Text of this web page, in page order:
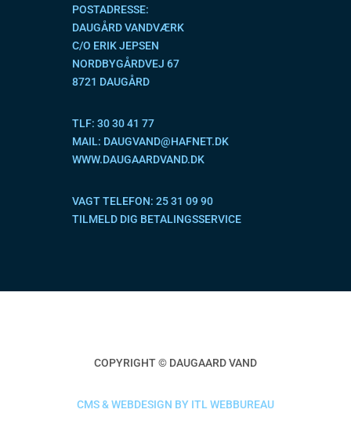
POSTADRESSE:
DAUGÅRD VANDVÆRK
C/O ERIK JEPSEN
NORDBYGÅRDVEJ 67
8721 DAUGÅRD
TLF: 30 30 41 77
MAIL: DAUGVAND@HAFNET.DK
WWW.DAUGAARDVAND.DK
VAGT TELEFON: 25 31 09 90
TILMELD DIG BETALINGSSERVICE
COPYRIGHT © DAUGAARD VAND
CMS & WEBDESIGN BY ITL WEBBUREAU